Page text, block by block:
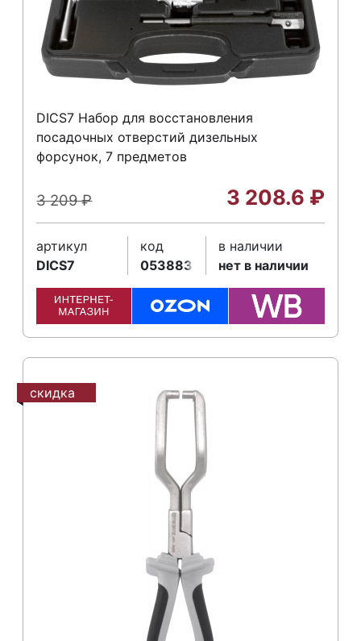
DICS7 Набор для восстановления
посадочных отверстий дизельных
форсунок, 7 предметов
3 209₽ 3 208.6 ₽
артикул
DICS7
код
053883
в наличии
нет в наличии
скидка